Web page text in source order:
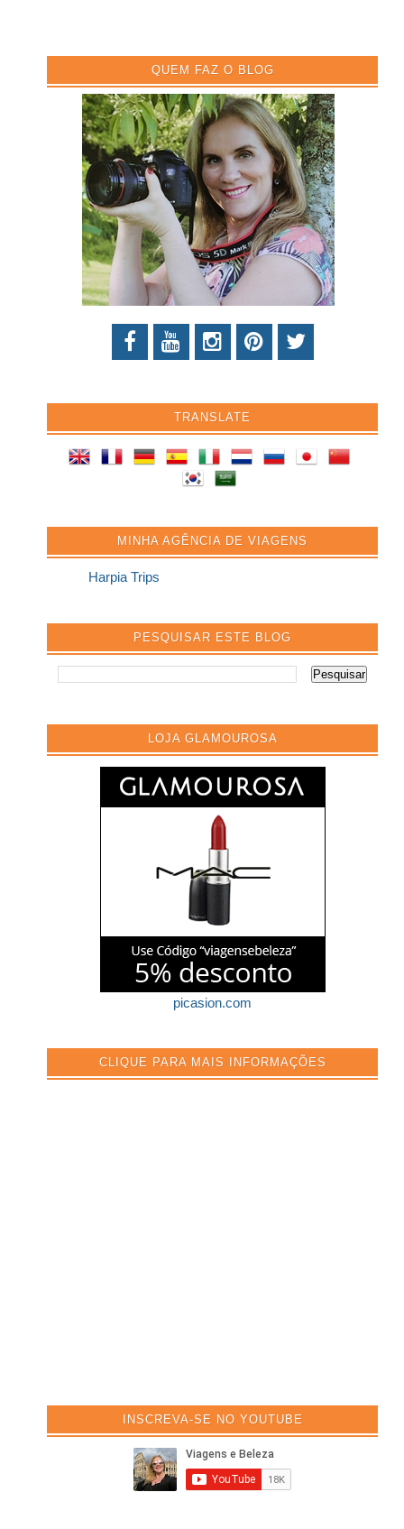
QUEM FAZ O BLOG
TRANSLATE
MINHA AGÊNCIA DE VIAGENS
Harpia Trips
PESQUISAR ESTE BLOG
LOJA GLAMOUROSA
picasion.com
CLIQUE PARA MAIS INFORMAÇÕES
INSCREVA-SE NO YOUTUBE